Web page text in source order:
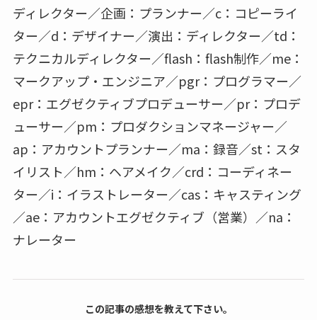
ディレクター／企画：プランナー／c：コピーライ
ター／d：デザイナー／演出：ディレクター／td：
テクニカルディレクター／flash：flash制作／me：
マークアップ・エンジニア／pgr：プログラマー／
epr：エグゼクティブプロデューサー／pr：プロデ
ューサー／pm：プロダクションマネージャー／
ap：アカウントプランナー／ma：録音／st：スタ
イリスト／hm：ヘアメイク／crd：コーディネー
ター／i：イラストレーター／cas：キャスティング
／ae：アカウントエグゼクティブ（営業）／na：
ナレーター
この記事の感想を教えて下さい。